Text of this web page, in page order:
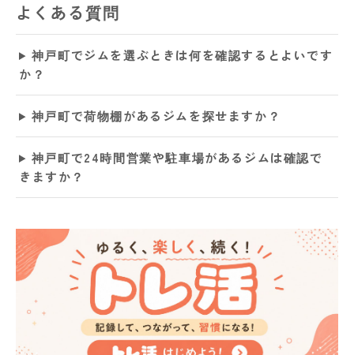
よくある質問
神戸町でジムを選ぶときは何を確認するとよいです
か？
神戸町で荷物棚があるジムを探せますか？
神戸町で24時間営業や駐車場があるジムは確認で
きますか？